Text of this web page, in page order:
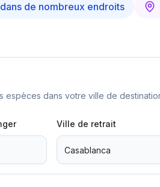
de nombreux endroits
dans votre ville de
Ville de retrait